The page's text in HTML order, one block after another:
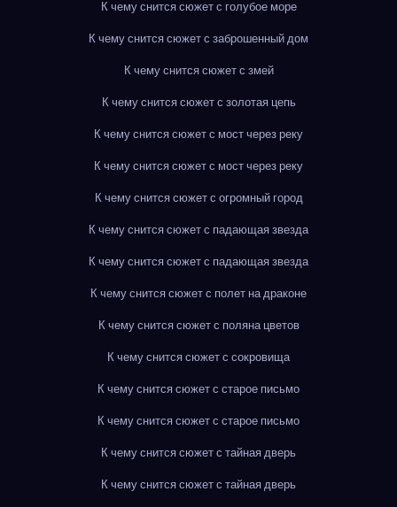
К чему снится сюжет с голубое море
К чему снится сюжет с заброшенный дом
К чему снится сюжет с змей
К чему снится сюжет с золотая цепь
К чему снится сюжет с мост через реку
К чему снится сюжет с мост через реку
К чему снится сюжет с огромный город
К чему снится сюжет с падающая звезда
К чему снится сюжет с падающая звезда
К чему снится сюжет с полет на драконе
К чему снится сюжет с поляна цветов
К чему снится сюжет с сокровища
К чему снится сюжет с старое письмо
К чему снится сюжет с старое письмо
К чему снится сюжет с тайная дверь
К чему снится сюжет с тайная дверь